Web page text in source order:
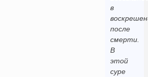
в
после
смерти.
В
этой
суре